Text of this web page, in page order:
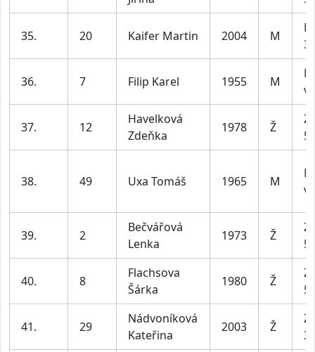
35. 20 Kaifer Martin 2004 M
36. 7 Filip Karel 1955 M
37. 12
Havelková
Zdeňka
1978 Ž
38. 49 Uxa Tomáš 1965 M
39. 2
Bečvářová
Lenka
1973 Ž
40. 8
Flachsova
Šárka
1980 Ž
41. 29
Nádvoníková
Kateřina
2003 Ž